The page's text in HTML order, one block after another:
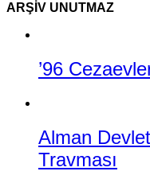
ARŞIV UNUTMAZ
’96
Alman
Travması